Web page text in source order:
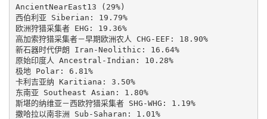
AncientNearEast13 (29%)
西伯利亚 Siberian: 19.79%
欧洲狩猎采集者 EHG: 19.36%
高加索狩猎采集者－早期欧洲农人 CHG-EEF: 18.90%
新石器时代伊朗 Iran-Neolithic: 16.64%
原始印度人 Ancestral-Indian: 10.28%
极地 Polar: 6.81%
卡利吉亚纳 Karitiana: 3.50%
东南亚 Southeast Asian: 1.80%
斯堪的纳维亚－西欧狩猎采集者 SHG-WHG: 1.19%
撒哈拉以南非洲 Sub-Saharan: 1.01%